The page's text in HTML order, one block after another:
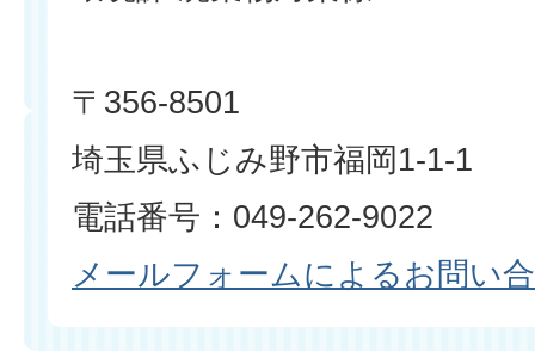
〒356-8501
埼玉県ふじみ野市福岡1-1-1
電話番号：049-262-9022
メールフォームによるお問い